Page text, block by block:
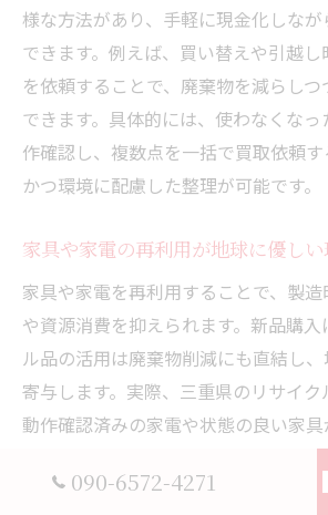
様な方法があり、手軽に現金化しな
できます。例えば、買い替えや引越
を依頼することで、廃棄物を減らし
できます。具体的には、使わなくな
作確認し、複数点を一括で買取依頼
かつ環境に配慮した整理が可能です。
家具や家電の再利用が地球に優し
家具や家電を再利用することで、製造
や資源消費を抑えられます。新品購
ル品の活用は廃棄物削減にも直結し、
寄与します。実際、三重県のリサイ
動作確認済みの家電や状態の良い家具
ることで、限りある資源を有効活用で
再利用の流れは、循環型社会の実現に
090-6572-4271